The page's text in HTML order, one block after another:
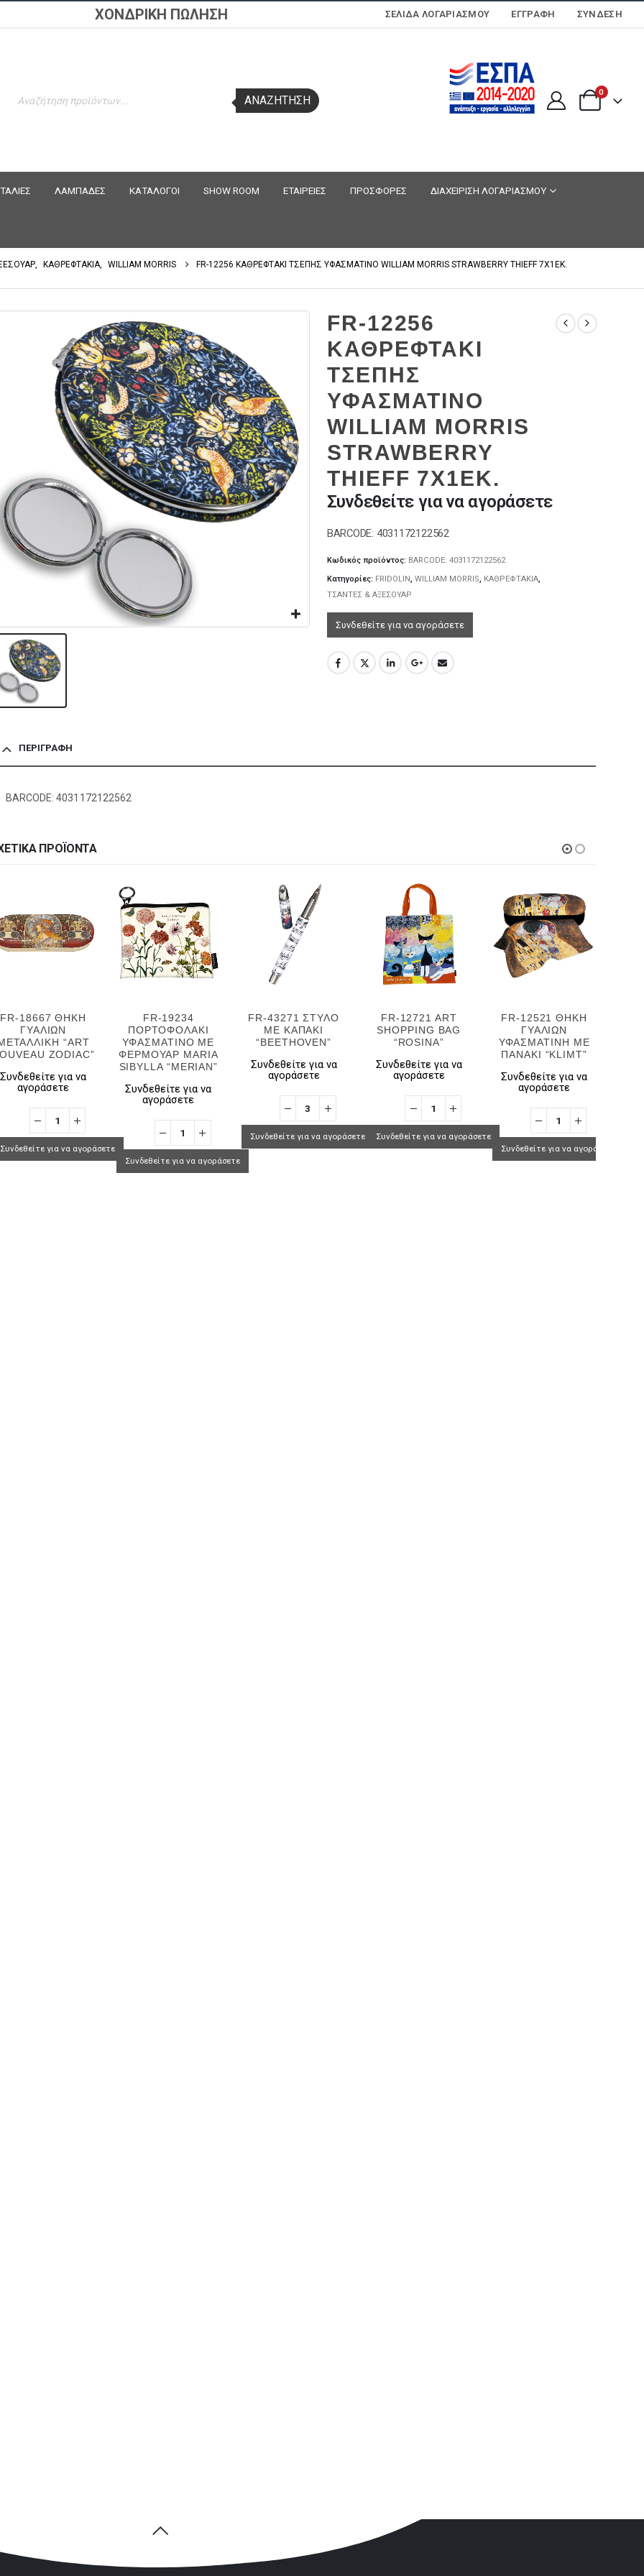
ΧΟΝΔΡΙΚΗ ΠΩΛΗΣΗ ΣΕΛΊΔΑ ΛΟΓΑΡΙΑΣΜΟΎ ΕΓΓΡΑΦΗ ΣΎΝΔΕΣΗ
search
ΑΝΑΖΉΤΗΣΗ
0
ΛΑΜΠΑΔΕΣ ΚΑΤΑΛΟΓΟΙ SHOW ROOM ΕΤΑΙΡΕΙΕΣ ΠΡΟΣΦΟΡΕΣ ΔΙΑΧΕΙΡΙΣΗ ΛΟΓΑΡΙΑΣΜΟΥ
, ΚΑΘΡΕΦΤΑΚΙΑ, WILLIAM MORRIS FR-12256 ΚΑΘΡΕΦΤΑΚΙ ΤΣΕΠΗΣ ΥΦΑΣΜΑΤΙΝΟ WILLIAM MORRIS STRAWBERRY THIEFF 7X1EK.
FR-12256
ΚΑΘΡΕΦΤΑΚΙ
ΤΣΕΠΗΣ
ΥΦΑΣΜΑΤΙΝΟ
WILLIAM MORRIS
STRAWBERRY
THIEFF 7X1EK.
Συνδεθείτε για να αγοράσετε
BARCODE: 4031172122562
Κωδικός προϊόντος: BARCODE: 4031172122562
Κατηγορίες: FRIDOLIN WILLIAM MORRIS ΚΑΘΡΕΦΤΑΚΙΑ,
ΤΣΑΝΤΕΣ & ΑΞΕΣΟΥΑΡ
Συνδεθείτε για να αγοράσετε
ΠΕΡΙΓΡΑΦΉ
BARCODE: 4031172122562
ΠΡΟΪΌΝΤΑ
FR-18667 ΘΗΚΗ
ΓΥΑΛΙΩΝ
“ART
ZODIAC”
Συνδεθείτε για να
αγοράσετε
Συνδεθείτε για να αγοράσετε
FR-19234
ΠΟΡΤΟΦΟΛΑΚΙ
ΥΦΑΣΜΑΤΙΝΟ ΜΕ
ΦΕΡΜΟΥΑΡ MARIA
SIBYLLA “MERIAN”
Συνδεθείτε για να
αγοράσετε
Συνδεθείτε για να αγοράσετε
FR-43271 ΣΤΥΛΟ
ΜΕ ΚΑΠΑΚΙ
“BEETHOVEN”
Συνδεθείτε για να
αγοράσετε
Συνδεθείτε για να αγοράσετε
FR-12721 ART
SHOPPING BAG
“ROSINA”
Συνδεθείτε για να
αγοράσετε
Συνδεθείτε για να αγοράσετε
FR-12521 ΘΗΚΗ
ΓΥΑΛΙΩΝ
ΥΦΑΣΜΑΤΙΝΗ ΜΕ
ΠΑΝΑΚΙ “KLIMT”
Συνδεθείτε για να
αγοράσετε
Συνδεθείτε για να αγοράσετε